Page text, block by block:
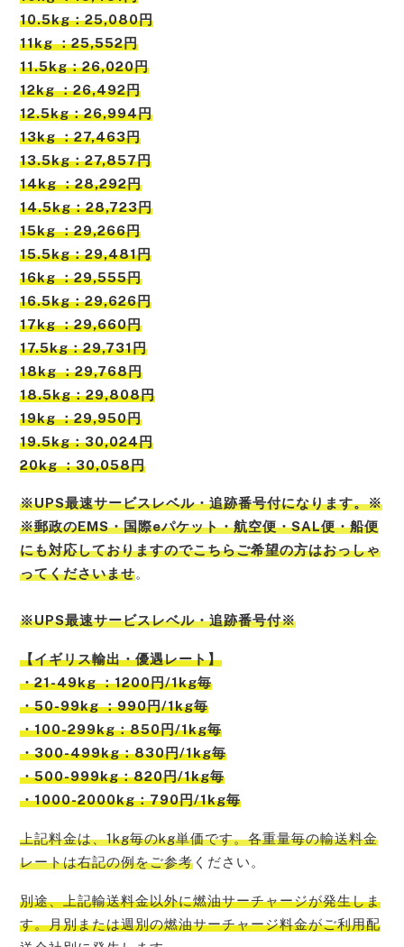
10.5kg：25,080円
11kg ：25,552円
11.5kg：26,020円
12kg ：26,492円
12.5kg：26,994円
13kg ：27,463円
13.5kg：27,857円
14kg ：28,292円
14.5kg：28,723円
15kg ：29,266円
15.5kg：29,481円
16kg ：29,555円
16.5kg：29,626円
17kg ：29,660円
17.5kg：29,731円
18kg ：29,768円
18.5kg：29,808円
19kg ：29,950円
19.5kg：30,024円
20kg ：30,058円
※UPS最速サービスレベル・追跡番号付になります。※
※郵政のEMS・国際eパケット・航空便・SAL便・船便
にも対応しておりますのでこちらご希望の方はおっしゃ
ってくださいませ。
※UPS最速サービスレベル・追跡番号付※
【イギリス輸出・優遇レート】
・21-49kg ：1200円/1kg毎
・50-99kg ：990円/1kg毎
・100-299kg：850円/1kg毎
・300-499kg：830円/1kg毎
・500-999kg：820円/1kg毎
・1000-2000kg：790円/1kg毎
上記料金は、1kg毎のkg単価です。各重量毎の輸送料金
レートは右記の例をご参考 ください。
別途、上記輸送料金以外に燃油サーチャージが発生しま
す。月別または週別の燃油サーチャージ料金がご利用配